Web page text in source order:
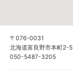
〒076-0031
北海道富良野市本町2-5
050-5487-3205